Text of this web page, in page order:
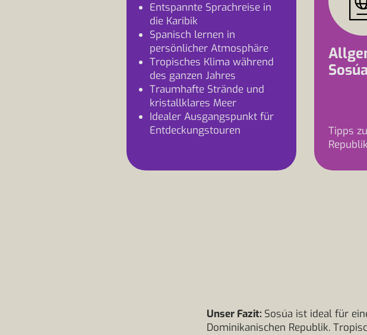
Entspannte Sprachreise in
die Karibik
Spanisch lernen in
persönlicher Atmosphäre
Tropisches Klima während
des ganzen Jahres
Traumhafte Strände und
kristallklares Meer
Idealer Ausgangspunkt für
Entdeckungstouren
Sosúa
Tipps
Republik
Unser Fazit: Sosúa ist ideal für
Dominikanischen Republik.